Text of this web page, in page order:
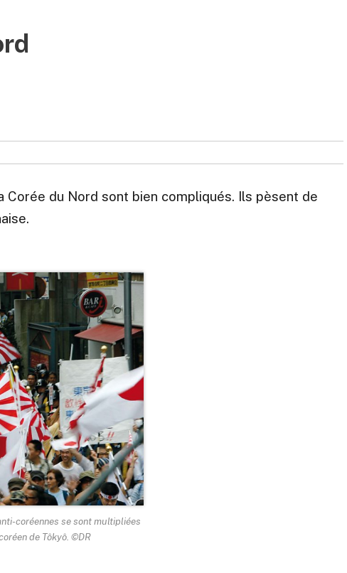
Corée du Nord sont bien compliqués. Ils pèsent de
coréennes se sont multipliées
de Tôkyô. ©DR